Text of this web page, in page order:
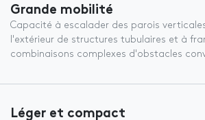
Grande mobilité
Capacité à escalader des parois
l'extérieur de structures tubulaires et à
combinaisons complexes d'obstacles
Léger et compact